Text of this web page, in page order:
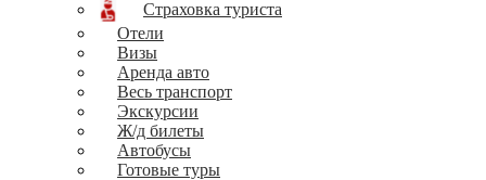
Страховка туриста
Отели
Визы
Аренда авто
Весь транспорт
Экскурсии
Ж/д билеты
Автобусы
Готовые туры